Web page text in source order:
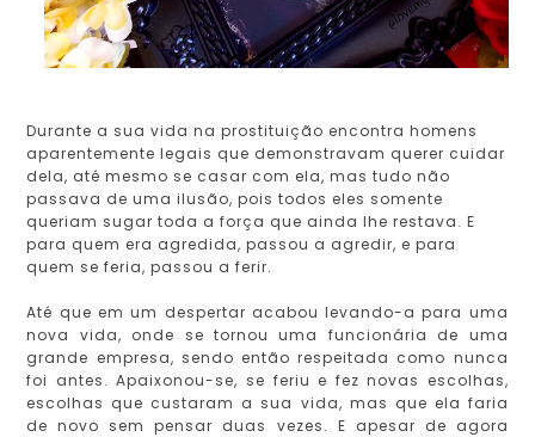
Durante a sua vida na prostituição encontra homens
aparentemente legais que demonstravam querer cuidar
dela, até mesmo se casar com ela, mas tudo não
passava de uma ilusão, pois todos eles somente
queriam sugar toda a força que ainda lhe restava. E
para quem era agredida, passou a agredir, e para
quem se feria, passou a ferir.
Até que em um despertar acabou levando-a para uma
nova vida, onde se tornou uma funcionária de uma
grande empresa, sendo então respeitada como nunca
foi antes. Apaixonou-se, se feriu e fez novas escolhas,
escolhas que custaram a sua vida, mas que ela faria
de novo sem pensar duas vezes. E apesar de agora